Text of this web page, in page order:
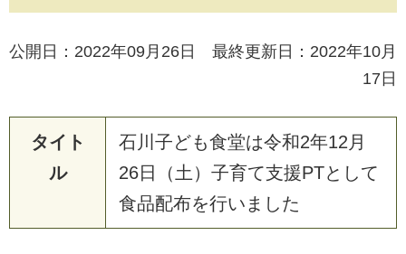
公開日：2022年09月26日 最終更新日：2022年10月
17日
タイト
ル
石川 子ども食堂は令和2年12 月
26日 （ 土 ） 子育て支援PTと して
食品配布を行い ま した